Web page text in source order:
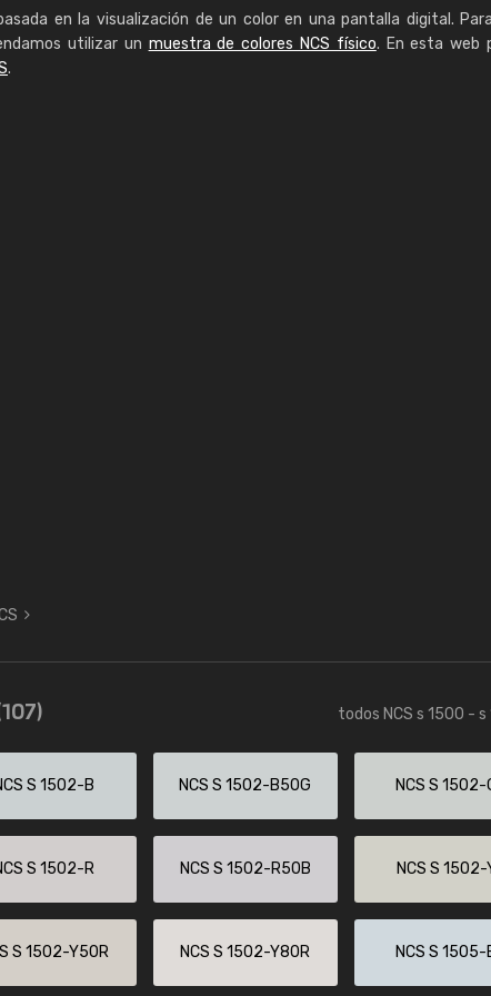
en la visualización de un color en una pantalla digital.
utilizar un muestra de colores NCS físico. En esta web
.
todos NCS s 1500 - s
S 1502-B NCS S 1502-B50G NCS S 1502-
S 1502-R NCS S 1502-R50B NCS S 1502-
S 1502-Y50R NCS S 1502-Y80R NCS S 1505-